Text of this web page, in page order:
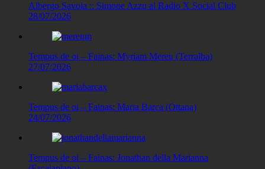
Albergo Savoia :: Simone Azzu al Radio X Social Club
28/07/2026
Tempus de oi – Fainas: Myriam Mereu (Terralba)
27/07/2026
Tempus de oi – Fainas: Maria Barca (Ottana)
24/07/2026
Tempus de oi – Fainas: Jonathan della Marianna